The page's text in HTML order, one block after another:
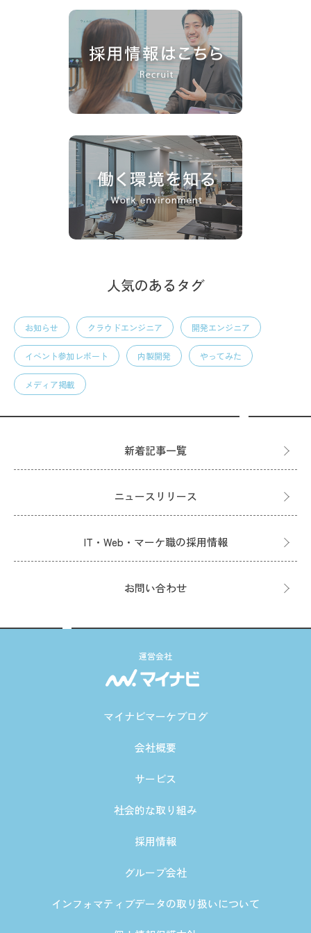
人気のあるタグ
お知らせ クラウドエンジニア 開発エンジニア
イベント参加レポート 内製開発 やってみた
メディア掲載
新着記事一覧
ニュースリリース
IT・Web・マーケ職の採用情報
お問い合わせ
運営会社
マイナビマーケブログ
会社概要
サービス
社会的な取り組み
採用情報
グループ会社
インフォマティブデータの取り扱いについて